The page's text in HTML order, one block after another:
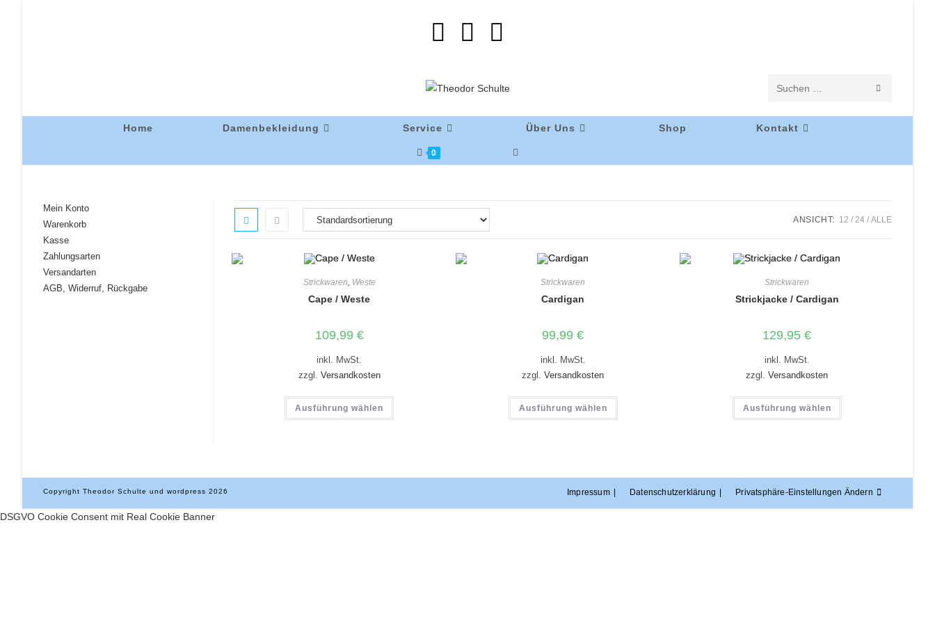
Diese
Website
Home Damenbekleidung Service Über Uns Shop Kontakt
0
ANSICHT: 12 24 ALLE
Strickwaren, Weste
Cape / Weste
109,99 €
inkl. MwSt.
zzgl. Versandkosten
Ausführung wählen
Strickwaren
Cardigan
99,99€
inkl. MwSt.
zzgl.Versandkosten
Ausführung wählen
Strickwaren
Strickjacke / Cardigan
129,95€
inkl. MwSt.
zzgl.Versandkosten
Ausführung wählen
Mein Konto
Warenkorb
Kasse
Zahlungsarten
Versandarten
AGB, Widerruf, Rückgabe
Impressum Datenschutzerklärung Privatsphäre-Einstellungen Ändern
Copyright Theodor Schulte und wordpress 2026
DSGVO Cookie Consent mit Real Cookie Banner